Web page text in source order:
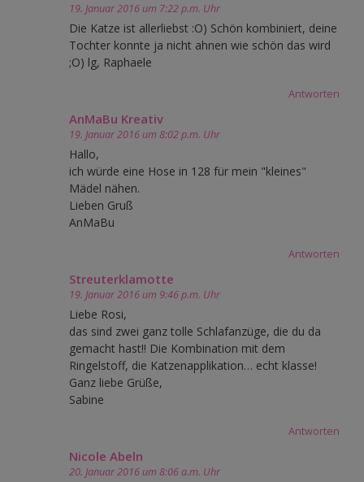
19. Januar 2016 um 7:22 p.m. Uhr
Die Katze ist allerliebst :O) Schön kombiniert, deine
Tochter konnte ja nicht ahnen wie schön das wird
;O) lg, Raphaele
Antworten
AnMaBu Kreativ
19. Januar 2016 um 8:02 p.m. Uhr
Hallo,
ich würde eine Hose in 128 für mein "kleines"
Mädel nähen.
Lieben Gruß
AnMaBu
Antworten
Streuterklamotte
19. Januar 2016 um 9:46 p.m. Uhr
Liebe Rosi,
das sind zwei ganz tolle Schlafanzüge, die du da
gemacht hast!! Die Kombination mit dem
Ringelstoff, die Katzenapplikation… echt klasse!
Ganz liebe Grüße,
Sabine
Antworten
Nicole Abeln
20. Januar 2016 um 8:06 a.m. Uhr